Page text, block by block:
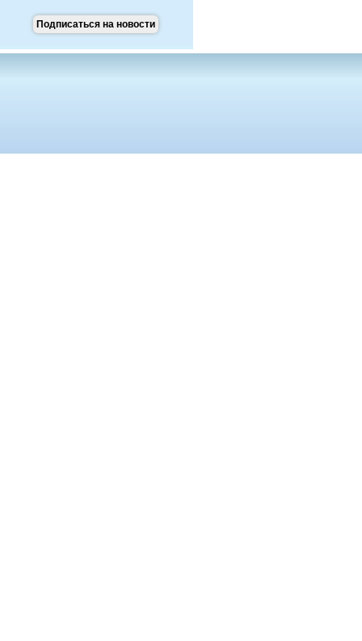
Подписаться на новости